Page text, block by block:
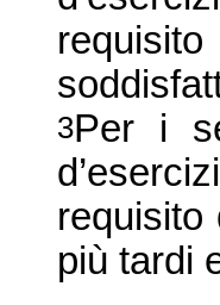
3Per i
requisito
più tardi